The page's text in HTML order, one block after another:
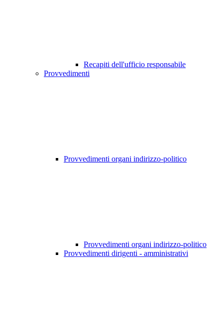
Recapiti dell'ufficio responsabile
Provvedimenti
Provvedimenti organi indirizzo-politico
Provvedimenti organi indirizzo-politico
Provvedimenti dirigenti - amministrativi